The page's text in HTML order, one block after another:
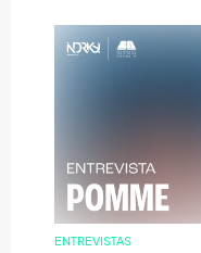
ENTREVISTAS